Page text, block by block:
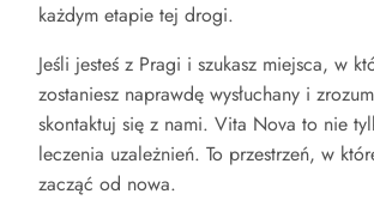
każdym etapie tej drogi.
Jeśli jesteś z Pragi i szukasz miejsca, w
zostaniesz naprawdę wysłuchany i
skontaktuj się z nami. Vita Nova to nie
leczenia uzależnień. To przestrzeń, w
zacząć od nowa.